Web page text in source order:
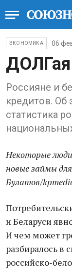
ЭКОНОМИКА 06
ДОЛГая
Россияне и
кредитов. Об
статистика
Некоторые
новые займы
Булатов/
и Беларуси
И чем может
разбиралось в
российско-